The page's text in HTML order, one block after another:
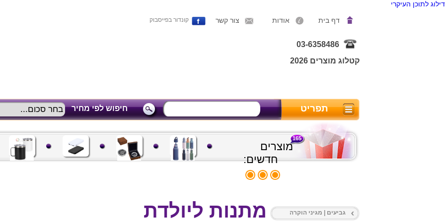
דילוג לתוכן העיקרי
דף בית אודות צור קשר קונדור בפייסבוק
03-6358486
קטלוג מוצרים 2026
תפריט חיפוש לפי מחיר
מוצרים
חדשים:
165
גביעים | מגיני הוקרה מתנות ליולדת